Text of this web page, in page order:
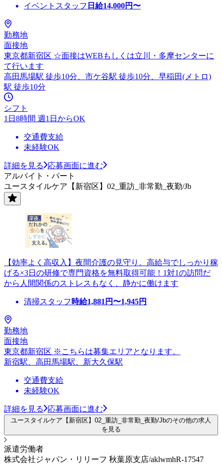
イベントスタッフ 日給14,000円〜
勤務地
面接地
東京都新宿区 ☆面接はWEBもしくは立川・多摩センターに
て行います
高田馬場駅 徒歩10分、市ケ谷駅 徒歩10分、早稲田(メトロ)
駅 徒歩10分
シフト
1日8時間 週1日からOK
交通費支給
未経験OK
詳細を見る
応募画面に進む
アルバイト・パート
ユースタイルケア【新宿区】02_重訪_非常勤_夜勤/Jb
【効率よく高収入】夜間介護の見守り。高給与でしっかり稼
げる×3日の研修で専門資格を無料取得可能！1対1の訪問だ
から人間関係のストレスもなく、静かに働けます
清掃スタッフ 時給1,881 円〜1,945円
勤務地
面接地
東京都新宿区 ※こちらは募集エリアとなります。
新宿駅、高田馬場駅、新大久保駅
交通費支給
未経験OK
詳細を見る 応募画面に進む
ユースタイルケア【新宿区】02_重訪_非常勤_夜勤/Jbのその他の求人
を見る
派遣労働者
株式会社ジャパン・リリーフ 秋葉原支店/aklwmhR-17547